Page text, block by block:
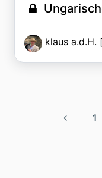
klaus a.d.H.
1